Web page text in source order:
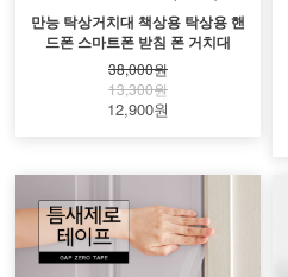
만능 탁상거치대 책상용 탁상용 핸
드폰 스마트폰 받침 폰 거치대
38,000원
13,300원
12,900원